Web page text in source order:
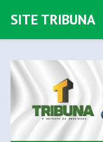
SITE TRIBUNA